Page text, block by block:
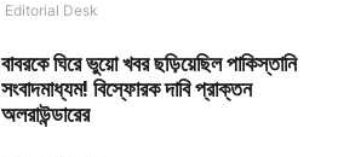
Editorial Desk
বাবরকে ঘিরে ভুয়ো খবর ছড়িয়েছিল পাকিস্তানি
সংবাদমাধ্যম! বিস্ফোরক দাবি প্রাক্তন
অলরাউন্ডারের